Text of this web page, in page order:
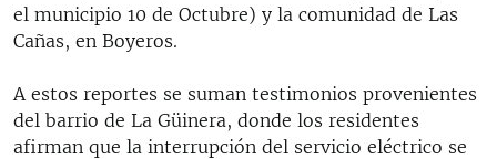
el municipio 10 de Octubre) y la comunidad de Las
Cañas, en Boyeros.
A estos reportes se suman testimonios provenientes
del barrio de La Güinera, donde los residentes
afirman que la interrupción del servicio eléctrico se